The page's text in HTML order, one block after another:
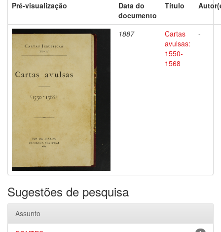
Pré-visualização
Data do
documento
Título
1887
Cartas
avulsas:
1550-
1568
-
Sugestões de pesquisa
Assunto